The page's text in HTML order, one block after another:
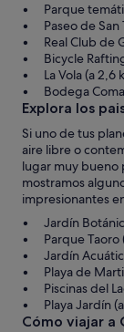
Parque
Paseo de San
Real Club de
Bicycle
La Vola (a 2,6
Bodega
Explora los
Si uno de tus
aire libre o
lugar muy bueno
mostramos
impresionantes
Jardín
Parque Taoro
Jardín
Playa de
Piscinas del
Playa Jardín
Cómo viajar a